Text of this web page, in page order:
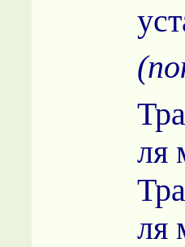
ля
ля